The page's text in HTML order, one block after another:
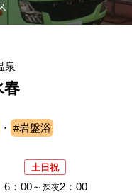
泉
春
・ #岩盤浴
土日祝
6：00～ 深夜2：00